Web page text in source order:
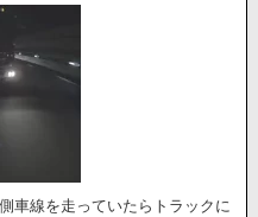
車線を走っていたらトラックに